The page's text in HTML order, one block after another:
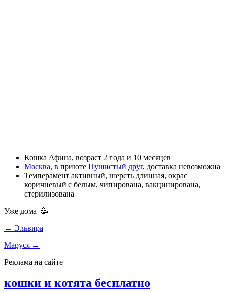
Кошка Афина, возраст 2 года и 10 месяцев
Москва, в приюте Пушистый друг, доставка невозможна
Темперамент активный, шерсть длинная, окрас
коричневый с белым, чипирована, вакцинирована,
стерилизована
Уже дома 🥳
← Эльвира
Маруся →
Реклама на сайте
кошки и котята бесплатно